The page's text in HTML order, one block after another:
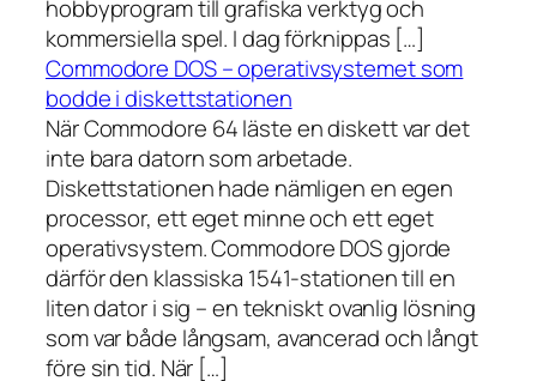
hobbyprogram till grafiska verktyg och
kommersiella spel. I dag förknippas […]
Commodore DOS – operativsystemet som
bodde i diskettstationen
När Commodore 64 läste en diskett var det
inte bara datorn som arbetade.
Diskettstationen hade nämligen en egen
processor, ett eget minne och ett eget
operativsystem. Commodore DOS gjorde
därför den klassiska 1541-stationen till en
liten dator i sig – en tekniskt ovanlig lösning
som var både långsam, avancerad och långt
före sin tid. När […]